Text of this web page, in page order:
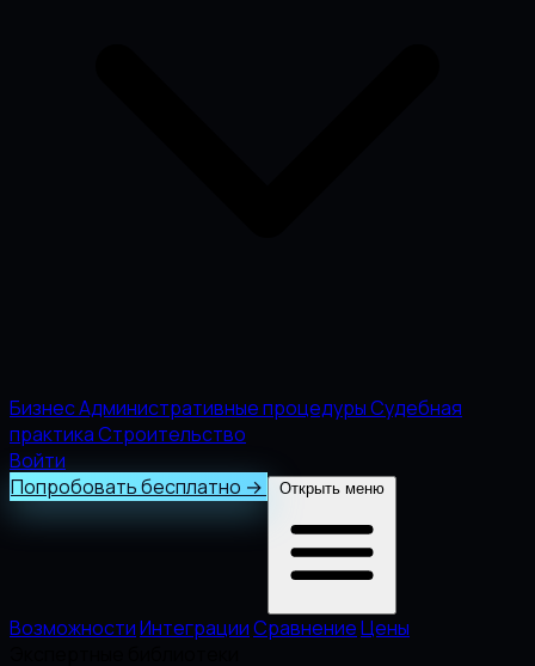
БизнесАдминистративные процедурыСудебная
практикаСтроительство
Войти
Попробовать бесплатно → Открыть меню
ВозможностиИнтеграцииСравнениеЦены